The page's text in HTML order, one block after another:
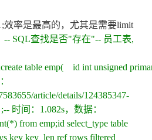
效率是最高的，尤其是需要limit
-- SQL查找是否"存在"-- 员工表,
create table emp( id int unsigned
article/details/124385347-
;-- 时间：1.082s，数据：
from emp;id select_type table
key key_len ref rows filtered